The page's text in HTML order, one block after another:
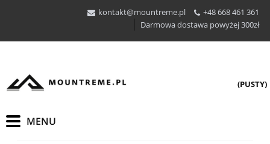
kontakt@mountreme.pl
+48 668 461 361
Darmowa dostawa powyżej 300zł
(PUSTY)